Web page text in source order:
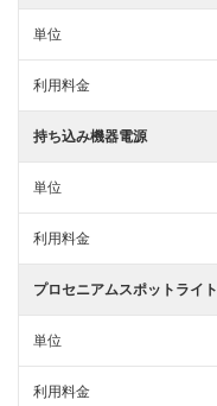
単位
利用料金
持ち込み機器電源
単位
利用料金
プロセニアムスポットライト
単位
利用料金